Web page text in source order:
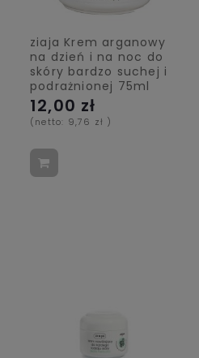
ziaja Krem arganowy
na dzień i na noc do
skóry bardzo suchej i
podrażnionej 75ml
12,00 zł
(netto: 9,76 zł )